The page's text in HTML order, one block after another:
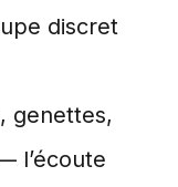
discret
genettes,
l’écoute